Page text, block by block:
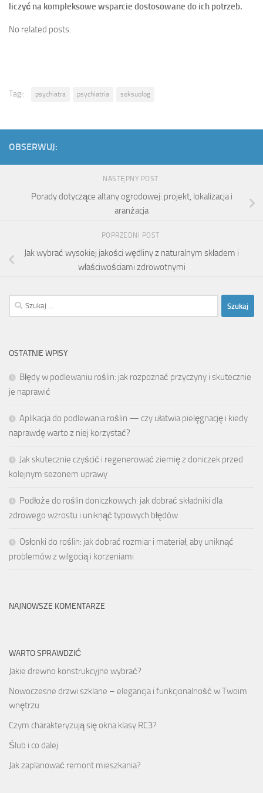
liczyć na kompleksowe wsparcie dostosowane do ich potrzeb.
No related posts.
Tagi: psychiatra psychiatria seksuolog
OBSERWUJ:
NASTĘPNY POST
Porady dotyczące altany ogrodowej: projekt, lokalizacja i
aranżacja
POPRZEDNI POST
Jak wybrać wysokiej jakości wędliny z naturalnym składem i
właściwościami zdrowotnymi
Szukaj:
OSTATNIE WPISY
Błędy w podlewaniu roślin: jak rozpoznać przyczyny i skutecznie
je naprawić
Aplikacja do podlewania roślin — czy ułatwia pielęgnację i kiedy
naprawdę warto z niej korzystać?
Jak skutecznie czyścić i regenerować ziemię z doniczek przed
kolejnym sezonem uprawy
Podłoże do roślin doniczkowych: jak dobrać składniki dla
zdrowego wzrostu i uniknąć typowych błędów
Osłonki do roślin: jak dobrać rozmiar i materiał, aby uniknąć
problemów z wilgocią i korzeniami
NAJNOWSZE KOMENTARZE
WARTO SPRAWDZIĆ
Jakie drewno konstrukcyjne wybrać?
Nowoczesne drzwi szklane – elegancja i funkcjonalność w Twoim
wnętrzu
Czym charakteryzują się okna klasy RC3?
Ślub i co dalej
Jak zaplanować remont mieszkania?